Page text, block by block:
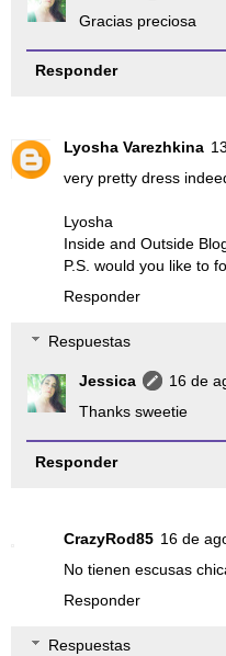
Gracias preciosa
Responder
Lyosha Varezhkina
very pretty dress
Lyosha
Inside and Outside
P.S. would you like to
Responder
Respuestas
Jessica
16 de
Thanks sweetie
Responder
CrazyRod85 16 de
No tienen escusas
Responder
Respuestas